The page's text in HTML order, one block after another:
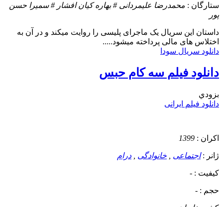
ستارگان : محمدرضا علیمردانی # بهاره کیان افشار # سمیرا حسن
پور
داستان این سریال یک ماجرای پلیسی را روایت میکند و در آن به
اختلاس های مالی پرداخته میشود.....
دانلود سریال سودا
دانلود فیلم سه کام حبس
بزودي
دانلود فیلم ایرانی
اکران : 1399
ژانر :اجتماعی خانوادگی درام
کیفیت : -
حجم : -